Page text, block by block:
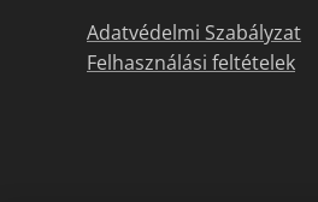
Adatvédelmi Szabályzat
Felhasználási feltételek